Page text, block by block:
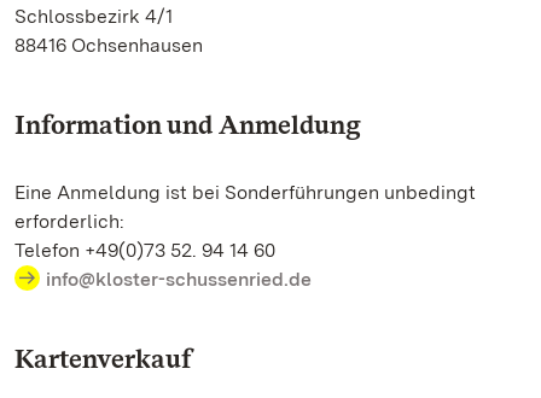
Schlossbezirk 4/1
88416 Ochsenhausen
Information und Anmeldung
Eine Anmeldung ist bei Sonderführungen unbedingt
erforderlich:
Telefon +49(0)73 52. 94 14 60
info@kloster-schussenried.de
Kartenverkauf